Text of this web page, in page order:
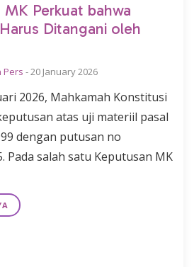
Perkuat bahwa
Ditangani oleh
Pers -20 January 2026
2026, Mahkamah Konstitusi
atas uji materiil pasal
dengan putusan no
Pada salah satu Keputusan MK